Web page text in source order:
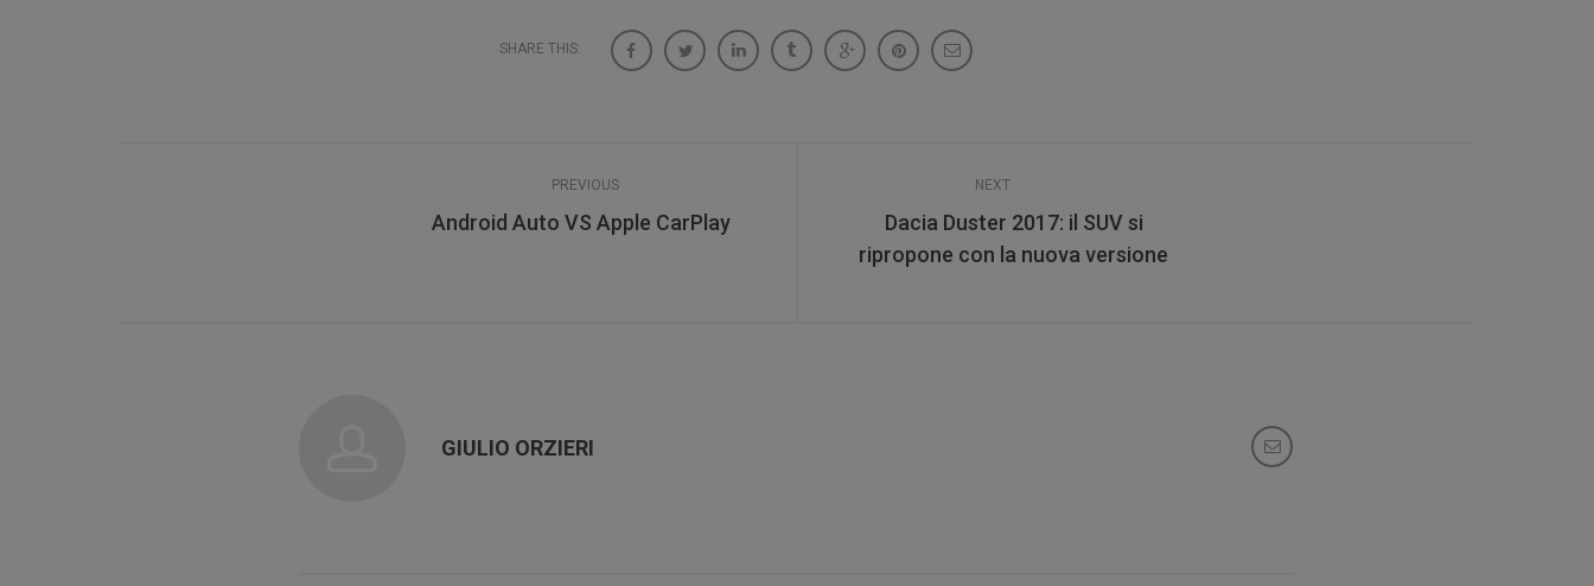
SHARE THIS:
PREVIOUS
Android Auto VS Apple CarPlay
NEXT
Dacia Duster 2017: il SUV si
ripropone con la nuova versione
GIULIO ORZIERI